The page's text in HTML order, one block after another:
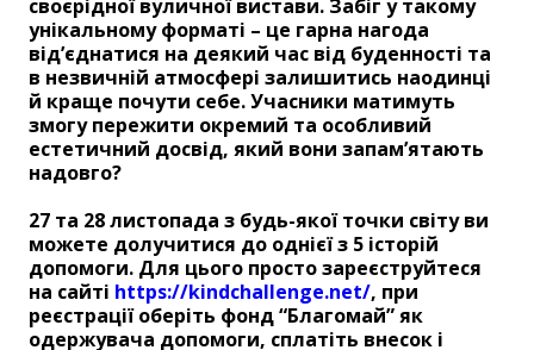
своєрідної вуличної вистави. Забіг у такому
унікальному форматі – це гарна нагода
від’єднатися на деякий час від буденності та
в незвичній атмосфері залишитись наодинці
й краще почути себе. Учасники матимуть
змогу пережити окремий та особливий
естетичний досвід, який вони запам’ятають
надовго?
27 та 28 листопада з будь-якої точки світу ви
можете долучитися до однієї з 5 історій
допомоги. Для цього просто зареєструйтеся
на сайті https://kindchallenge.net/, при
реєстрації оберіть фонд “Благомай” як
одержувача допомоги, сплатіть внесок і